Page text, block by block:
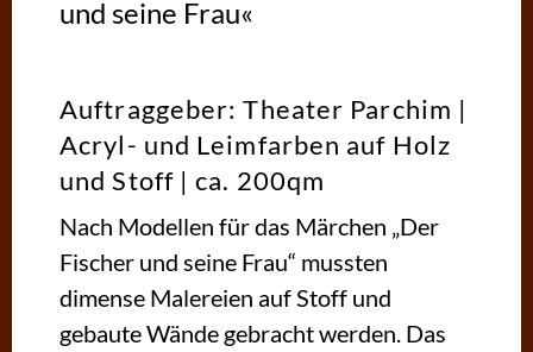
und seine Frau«
Auftraggeber: Theater Parchim |
Acryl- und Leimfarben auf Holz
und Stoff | ca. 200qm
Nach Modellen für das Märchen „Der
Fischer und seine Frau“ mussten
dimense Malereien auf Stoff und
gebaute Wände gebracht werden. Das